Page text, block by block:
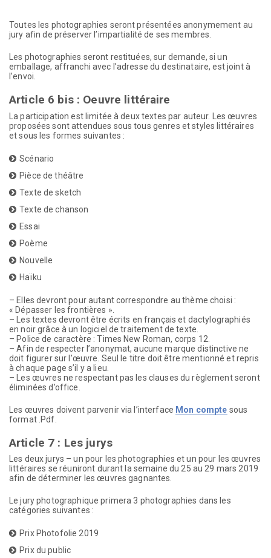
Toutes les photographies seront présentées anonymement au
jury afin de préserver l’impartialité de ses membres.
Les photographies seront restituées, sur demande, si un
emballage, affranchi avec l’adresse du destinataire, est joint à
l’envoi.
Article 6 bis : Oeuvre littéraire
La participation est limitée à deux textes par auteur. Les œuvres
proposées sont attendues sous tous genres et styles littéraires
et sous les formes suivantes :
Scénario
Pièce de théâtre
Texte de sketch
Texte de chanson
Essai
Poème
Nouvelle
Haïku
– Elles devront pour autant correspondre au thème choisi :
« Dépasser les frontières ».
– Les textes devront être écrits en français et dactylographiés
en noir grâce à un logiciel de traitement de texte.
– Police de caractère : Times New Roman, corps 12.
– Afin de respecter l’anonymat, aucune marque distinctive ne
doit figurer sur l’œuvre. Seul le titre doit être mentionné et repris
à chaque page s’il y a lieu.
– Les œuvres ne respectant pas les clauses du règlement seront
éliminées d’office.
Les œuvres doivent parvenir via l’interface Mon compte sous
format .Pdf.
Article 7 : Les jurys
Les deux jurys – un pour les photographies et un pour les œuvres
littéraires se réuniront durant la semaine du 25 au 29 mars 2019
afin de déterminer les œuvres gagnantes.
Le jury photographique primera 3 photographies dans les
catégories suivantes :
Prix Photofolie 2019
Prix du public